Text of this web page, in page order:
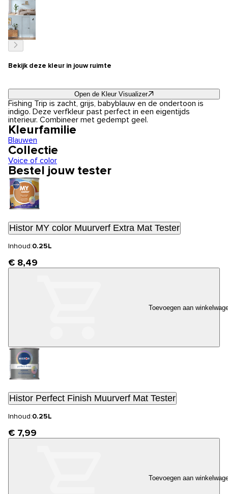
Bekijk deze kleur in jouw ruimte
Open de Kleur Visualizer
Fishing Trip is zacht, grijs, babyblauw en de ondertoon is
indigo. Deze verfkleur past perfect in een eigentijds
interieur. Combineer met gedempt geel.
Kleurfamilie
Blauwen
Collectie
Voice of color
Bestel jouw tester
Histor MY color Muurverf Extra Mat Tester
Inhoud:0.25L
€ 8,49
Toevoegen aan
Histor Perfect Finish Muurverf Mat Tester
Inhoud:0.25L
€ 7,99
Toevoegen aan